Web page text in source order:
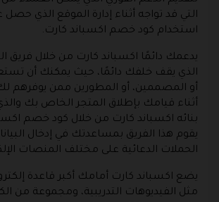
التي قد تواجه أثناء إدارة الموقع الذي حصل
استخدام كود خصم اكسباند كارت.
يدعمك دائمًا اكسباند كارت من خلال فريق
الذي يقف خلفك دائمًا، حيث يمكنك أن
أو المصممين، أو المطورين ممن يوفرهم
أثناء قيامك بإطلاق المتجر الخاص بك
بنائه اكسباند كارت من خلال كود خصم
يقوم هذا الفريق بمساعدتك في إدخال
الحملات الدعائية على مختلف المنصات
يضع اكسباند كارت أمامك أكبر قاعدة
مثل الفيديوهات التدريبية، ومجموعة من